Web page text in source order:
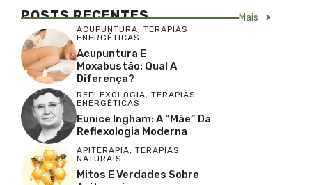
POSTS RECENTES Mais
ACUPUNTURA, TERAPIAS
ENERGÉTICAS
Acupuntura E
Moxabustão: Qual A
Diferença?
REFLEXOLOGIA, TERAPIAS
ENERGÉTICAS
Eunice Ingham: A “Mãe” Da
Reflexologia Moderna
APITERAPIA, TERAPIAS
NATURAIS
Mitos E Verdades Sobre